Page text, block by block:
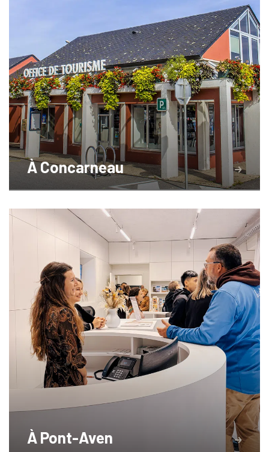
À Concarneau
À Pont-Aven